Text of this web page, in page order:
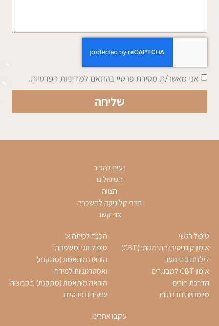
אני מאשר/ת מסירת פרטיי בהתאם למדיניות הפרטיות.
שליחה
נעים להכיר
הטיפולים
הצוות
חדרי קליניקה להשכרה
צור קשר
טיפול רגשי
אימון קוגניטיבי התנהגותי (CBT)
לילדים ובני נוער
אימון CBT למבוגרים
הדרכת הורים
מיומנויות חברתיות
הכנה לכיתה א'
טיפול זוגי ומשפחתי
הוראה מותאמת (מתקנת)
ואסטרטגיות למידה
הוראה מותאמת (מתקנת) בקבוצות
שיעורים פרטיים
עקבו אחרינו